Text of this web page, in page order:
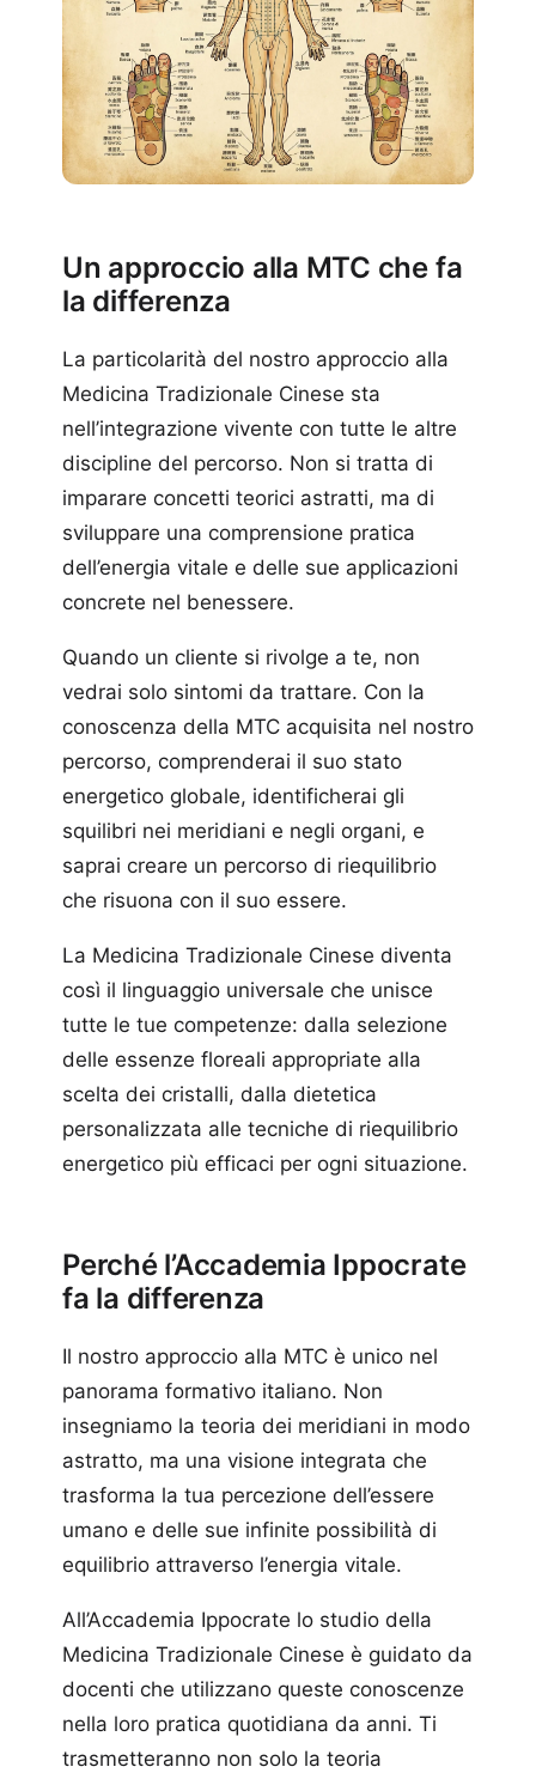
Un approccio alla MTC che fa
la differenza
La particolarità del nostro approccio alla
Medicina Tradizionale Cinese sta
nell’integrazione vivente con tutte le altre
discipline del percorso. Non si tratta di
imparare concetti teorici astratti, ma di
sviluppare una comprensione pratica
dell’energia vitale e delle sue applicazioni
concrete nel benessere.
Quando un cliente si rivolge a te, non
vedrai solo sintomi da trattare. Con la
conoscenza della MTC acquisita nel nostro
percorso, comprenderai il suo stato
energetico globale, identificherai gli
squilibri nei meridiani e negli organi, e
saprai creare un percorso di riequilibrio
che risuona con il suo essere.
La Medicina Tradizionale Cinese diventa
così il linguaggio universale che unisce
tutte le tue competenze: dalla selezione
delle essenze floreali appropriate alla
scelta dei cristalli, dalla dietetica
personalizzata alle tecniche di riequilibrio
energetico più efficaci per ogni situazione.
Perché l’Accademia Ippocrate
fa la differenza
Il nostro approccio alla MTC è unico nel
panorama formativo italiano. Non
insegniamo la teoria dei meridiani in modo
astratto, ma una visione integrata che
trasforma la tua percezione dell’essere
umano e delle sue infinite possibilità di
equilibrio attraverso l’energia vitale.
All’Accademia Ippocrate lo studio della
Medicina Tradizionale Cinese è guidato da
docenti che utilizzano queste conoscenze
nella loro pratica quotidiana da anni. Ti
trasmetteranno non solo la teoria